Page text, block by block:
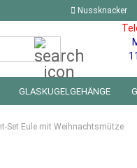
Nussknacker
GLASKUGELGEHÄNGE
Set Eule mit Weihnachtsmütze